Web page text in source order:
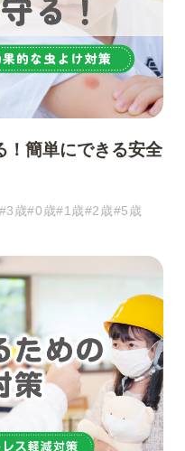
！簡単にできる安全
#3歳#0歳#1歳#2歳#5歳